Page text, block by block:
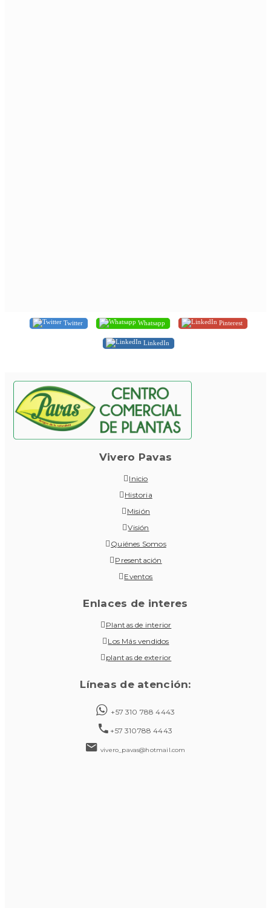
Twitter Whatsapp Pinterest
LinkedIn
Vivero Pavas
Inicio
Historia
Misión
Visión
Quiénes Somos
Presentación
Eventos
Enlaces de interes
Plantas de interior
Los Más vendidos
plantas de exterior
Líneas de atención:
+57 310 788 4443
+57 310788 4443
vivero_pavas@hotmail.com